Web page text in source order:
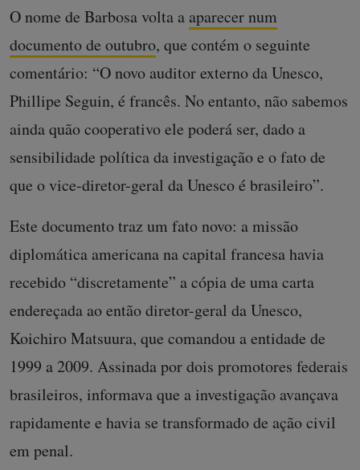
O nome de Barbosa volta a aparecer num
documento de outubro, que contém o seguinte
comentário: “O novo auditor externo da Unesco,
Phillipe Seguin, é francês. No entanto, não sabemos
ainda quão cooperativo ele poderá ser, dado a
sensibilidade política da investigação e o fato de
que o vice-diretor-geral da Unesco é brasileiro”.
Este documento traz um fato novo: a missão
diplomática americana na capital francesa havia
recebido “discretamente” a cópia de uma carta
endereçada ao então diretor-geral da Unesco,
Koichiro Matsuura, que comandou a entidade de
1999 a 2009. Assinada por dois promotores federais
brasileiros, informava que a investigação avançava
rapidamente e havia se transformado de ação civil
em penal.